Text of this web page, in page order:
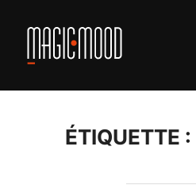
contenu
ÉTIQUETTE :